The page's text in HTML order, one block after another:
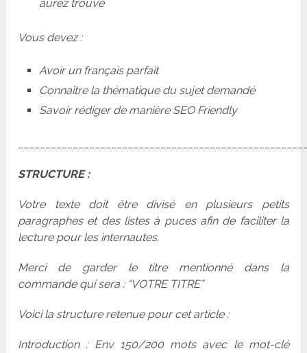
aurez trouvé
Vous devez :
Avoir un français parfait
Connaître la thématique du sujet demandé
Savoir rédiger de manière SEO Friendly
STRUCTURE :
Votre texte doit être divisé en plusieurs petits
paragraphes et des listes à puces afin de faciliter la
lecture pour les internautes.
Merci de garder le titre mentionné dans la
commande qui sera : “VOTRE TITRE”
Voici la structure retenue pour cet article :
Introduction : Env 150/200 mots avec le mot-clé